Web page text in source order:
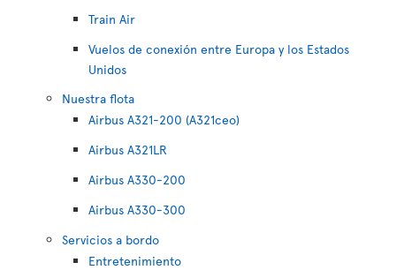
Train Air
Vuelos de conexión entre Europa y los Estados
Unidos
Nuestra flota
Airbus A321-200 (A321ceo)
Airbus A321LR
Airbus A330-200
Airbus A330-300
Servicios a bordo
Entretenimiento